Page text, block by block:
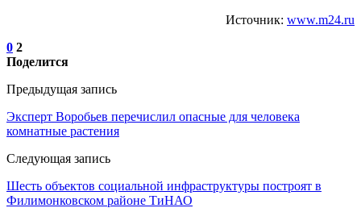
Источник: www.m24.ru
0 2
Поделится
Предыдущая запись
Эксперт Воробьев перечислил опасные для человека
комнатные растения
Следующая запись
Шесть объектов социальной инфраструктуры построят в
Филимонковском районе ТиНАО